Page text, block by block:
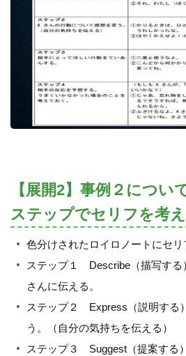
【展開2】事例２につい
ステップでセリフを考
色分けされたロイロノートにセリ
ステップ１ Describe（描写する
さんに伝える。
ステップ２ Express（説明する
う。（自分の気持ちを伝える）
ステップ３ Suggest（提案する